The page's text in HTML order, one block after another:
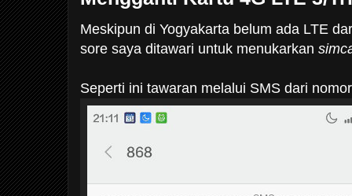
Meskipun di Yogyakarta belum ada LTE
sore saya ditawari untuk menukarkan
Seperti ini tawaran melalui SMS dari